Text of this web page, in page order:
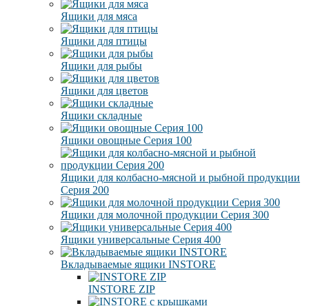
Ящики для мяса
Ящики для птицы
Ящики для рыбы
Ящики для цветов
Ящики складные
Ящики овощные Серия 100
Ящики для колбасно-мясной и рыбной продукции
Серия 200
Ящики для молочной продукции Серия 300
Ящики универсальные Серия 400
Вкладываемые ящики INSTORE
INSTORE ZIP